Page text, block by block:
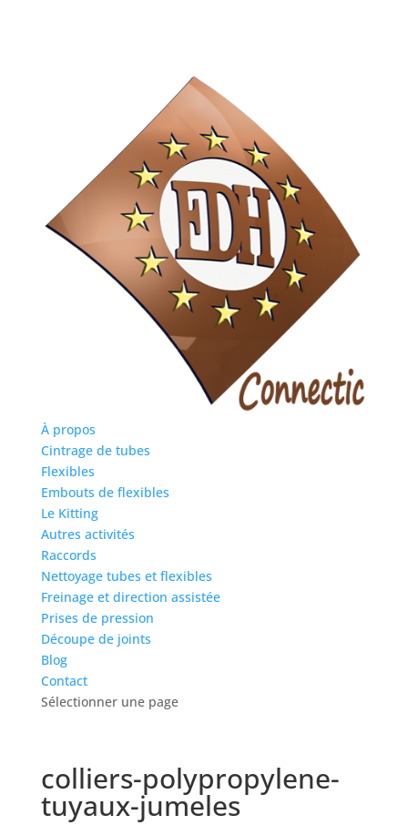
À propos
Cintrage de tubes
Flexibles
Embouts de flexibles
Le Kitting
Autres activités
Raccords
Nettoyage tubes et flexibles
Freinage et direction assistée
Prises de pression
Découpe de joints
Blog
Contact
Sélectionner une page
colliers-polypropylene-
tuyaux-jumeles